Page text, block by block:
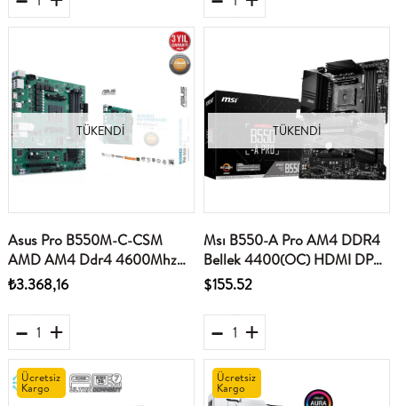
TÜKENDI
Asus Pro B550M-C-CSM
AMD AM4 Ddr4 4600Mhz
M2 Hdmi-Dvi-Vga Anakart
₺3.368,16
TÜKENDI
Msı B550-A Pro AM4 DDR4
Bellek 4400(OC) HDMI DP
M.2 USB3.2 ATX Anakart
$155.52
Ücretsiz
Kargo
Ücretsiz
Kargo